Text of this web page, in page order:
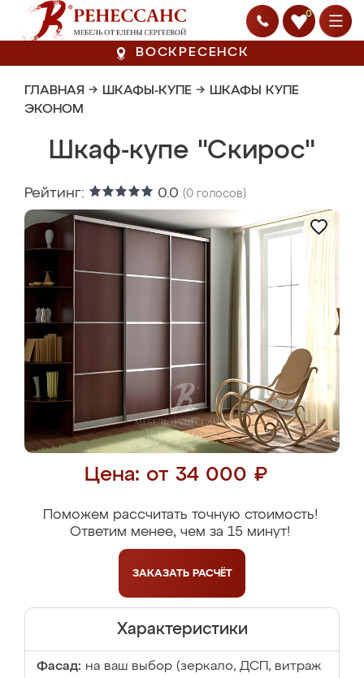
0
ВОСКРЕСЕНСК
ГЛАВНАЯ → ШКАФЫ-КУПЕ → ШКАФЫ КУПЕ
ЭКОНОМ
Шкаф-купе "Скирос"
Рейтинг: 0.0 (0 голосов)
Цена: от 34 000 ₽
Поможем рассчитать точную стоимость!
Ответим менее, чем за 15 минут!
ЗАКАЗАТЬ РАСЧЁТ
Характеристики
Фасад: на ваш выбор (зеркало, ДСП, витраж